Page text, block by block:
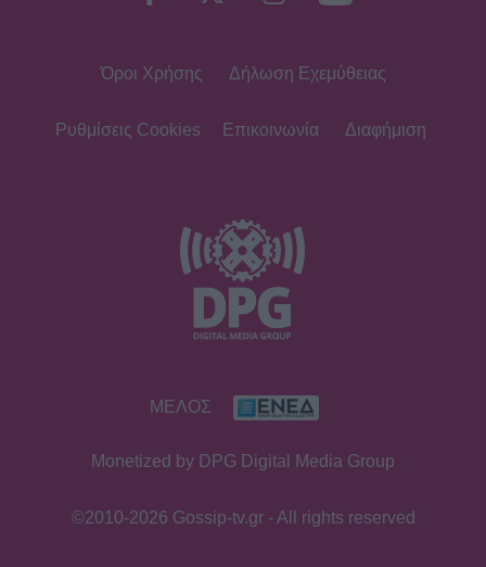
Όροι Χρήσης Δήλωση Εχεμύθειας
Ρυθμίσεις Cookies Επικοινωνία Διαφήμιση
ΜΕΛΟΣ
Monetized by DPG Digital Media Group
©2010-2026 Gossip-tv.gr - All rights reserved